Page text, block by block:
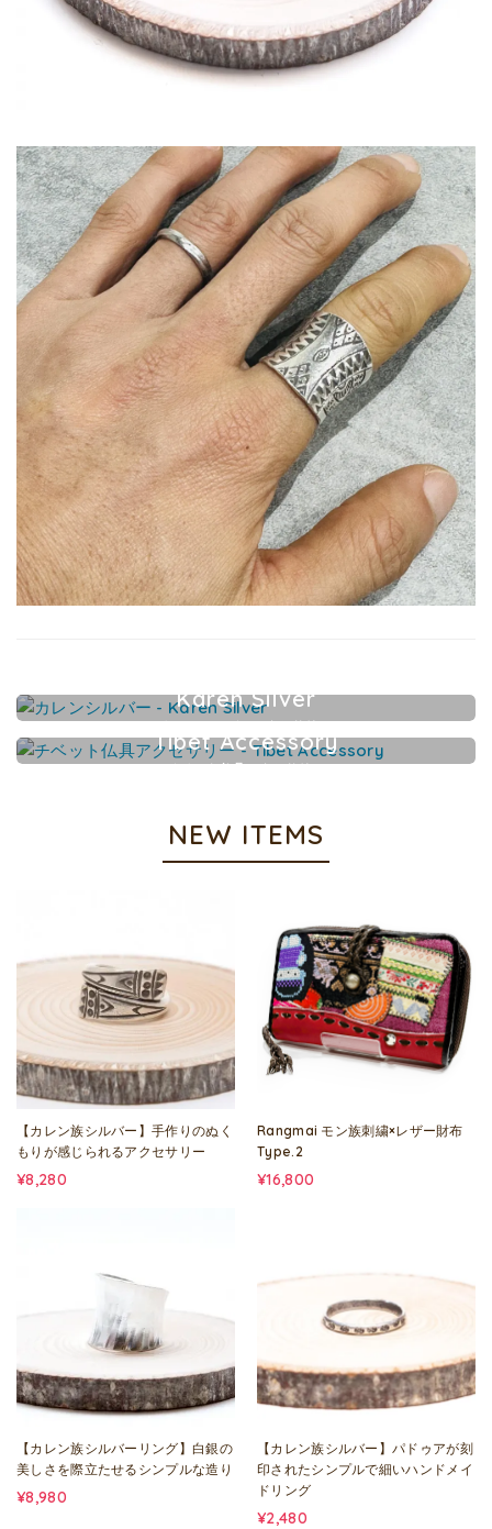
Karen Silver
カレンシルバーアクセサリー
Tibet Accessory
チベット仏具アクセサリー
NEW ITEMS
【カレン族シルバー】手作りのぬく
もりが感じられるアクセサリー
¥8,280
Rangmai モン族刺繍×レザー財布
Type.2
¥16,800
【カレン族シルバーリング】白銀の
美しさを際立たせるシンプルな造り
¥8,980
【カレン族シルバー】パドゥアが刻
印されたシンプルで細いハンドメイ
ドリング
¥2,480